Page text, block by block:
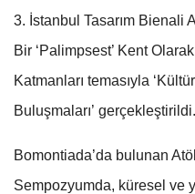
3. İstanbul Tasarım Bienali
Bir ‘Palimpsest’ Kent
Katmanları temasıyla
Buluşmaları’ gerçekleştirildi.
Bomontiada’da bulunan
Sempozyumda, küresel ve